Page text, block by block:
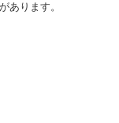
あります。